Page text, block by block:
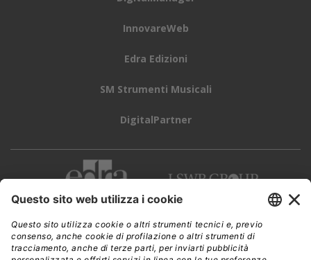
InnovareWeb
Edra Edizioni
SM Strumenti Musicali
DigitalPartner
CWI è una testata giornalistica diEdra Edizioni s.r.l.
Direzione, amministrazione, redazione, pubblicità
Viale Enrico Forlanini 21 - 20134 Milano